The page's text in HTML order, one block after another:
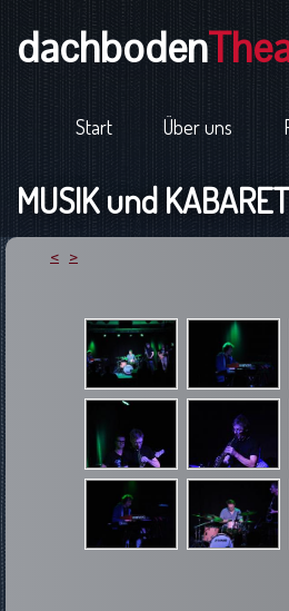
dachboden
Start Über uns
MUSIK und
< >